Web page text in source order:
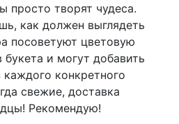
просто творят чудеса.
как должен выглядеть
посоветуют цветовую
и могут добавить
конкретного
свежие, доставка
Рекомендую!